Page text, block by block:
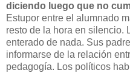
diciendo luego que no
Estupor entre el alumnado
resto de la hora en silencio.
enterado de nada. Sus
informarse de la relación
pedagogía. Los políticos